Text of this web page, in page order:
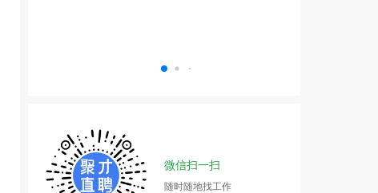
微信扫一扫
随时随地找工作